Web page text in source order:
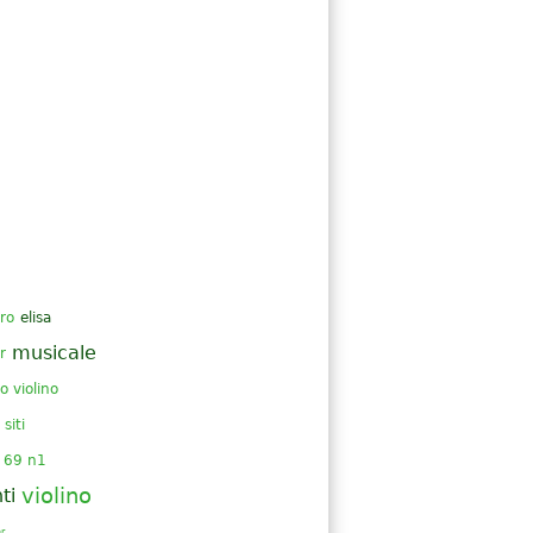
elisa
musicale
violino
siti
69 n1
violino